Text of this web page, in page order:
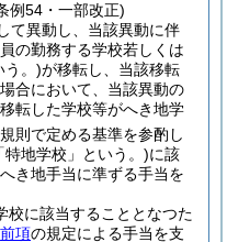
例54・一部改正)
て異動し、当該異動に伴
の勤務する学校若しくは
う。)が移転し、当該移転
合において、当該異動の
転した学校等がへき地学
則で定める基準を参酌し
特地学校」という。)に該
き地手当に準ずる手当を
校に該当することとなつた
前項の規定による手当を支